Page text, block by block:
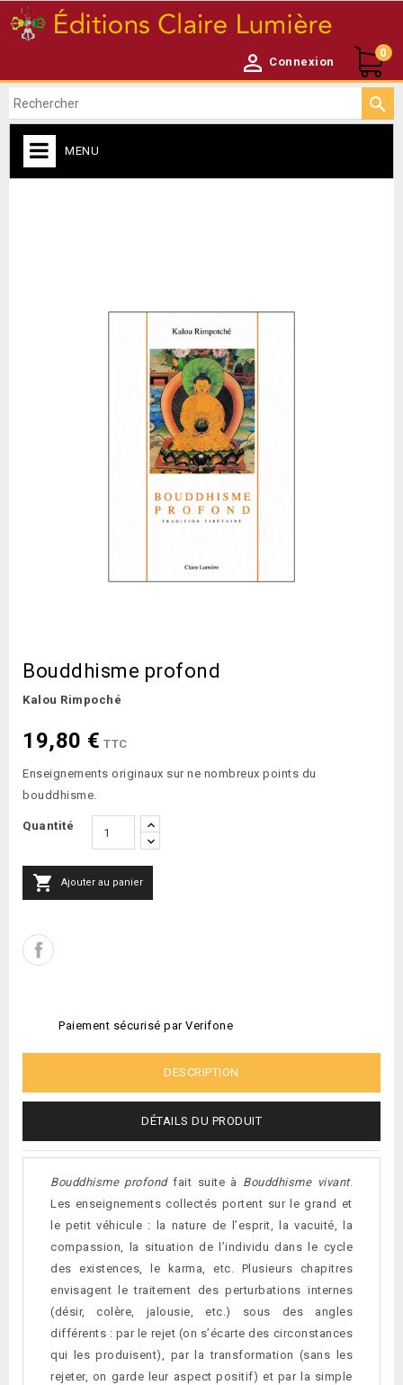
 Connexion
0

MENU
Bouddhisme profond
Kalou Rimpoché
19,80 € TTC
Enseignements originaux sur ne nombreux points du
bouddhisme.
Quantité
 Ajouter au panier
Paiement sécurisé par Verifone
DESCRIPTION
DÉTAILS DU PRODUIT
Bouddhisme profondfait suite à Bouddhisme vivant.
Les enseignements collectés portent sur le grand et
le petit véhicule : la nature de l’esprit, la vacuité, la
compassion, la situation de l’individu dans le cycle
des existences, le karma, etc. Plusieurs chapitres
envisagent le traitement des perturbations internes
(désir, colère, jalousie, etc.) sous des angles
différents : par le rejet (on s’écarte des circonstances
qui les produisent), par la transformation (sans les
rejeter, on garde leur aspect positif) et par la simple